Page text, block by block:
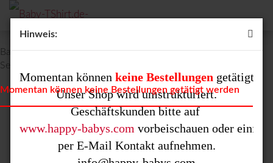
Hinweis:
Momentan können keine Bestellungen getätigt
Unser Shop wird umstrukturiert.
Geschäftskunden bitte auf
www.happy-babys.com vorbeischauen oder
per E-Mail Kontakt aufnehmen.
Babybody Kimono bedruckt mit "Vom Engel zum Bengel in 10
Sekunden"
Momentan können keine Bestellungen getätigt werden